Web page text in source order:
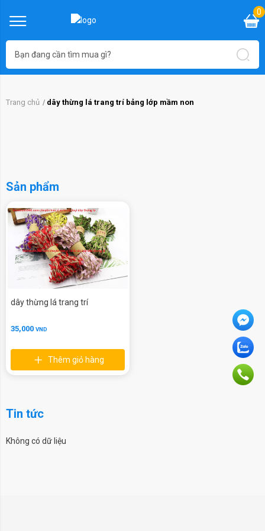
0
Trang chủ dây thừng lá trang trí bảng lớp mầm non
Sản phẩm
dây thừng lá trang trí
35,000 VND
Thêm giỏ hàng
Tin tức
Không có dữ liệu